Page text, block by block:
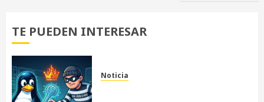
TE PUEDEN INTERESAR
Noticia